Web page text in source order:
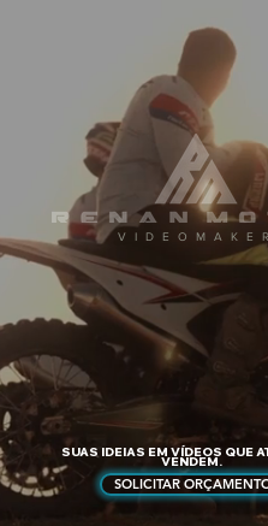
SUAS IDEIAS EM VÍDEOS QUE
VENDEM.
SOLICITAR